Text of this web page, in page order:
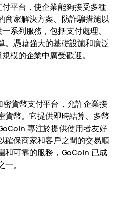
平台，使企業能夠接受多種
商家解決方案、防詐騙措施以
系列服務，包括支付處理、
。憑藉強大的基礎設施和廣泛
模的企業中廣受歡迎。
貨幣支付平台，允許企業接
貨幣。它提供即時結算、多幣
專注於提供使用者友好
確保商家和客戶之間的交易順
和可靠的服務，GoCoin 已成
。